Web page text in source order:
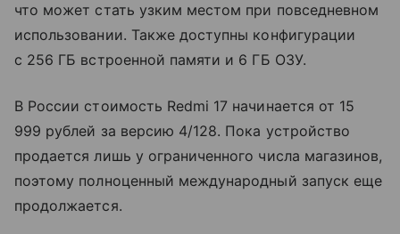
что может стать узким местом при повседневном
использовании. Также доступны конфигурации
с 256 ГБ встроенной памяти и 6 ГБ ОЗУ.
В России стоимость Redmi 17 начинается от 15
999 рублей за версию 4/128. Пока устройство
продается лишь у ограниченного числа магазинов,
поэтому полноценный международный запуск еще
продолжается.